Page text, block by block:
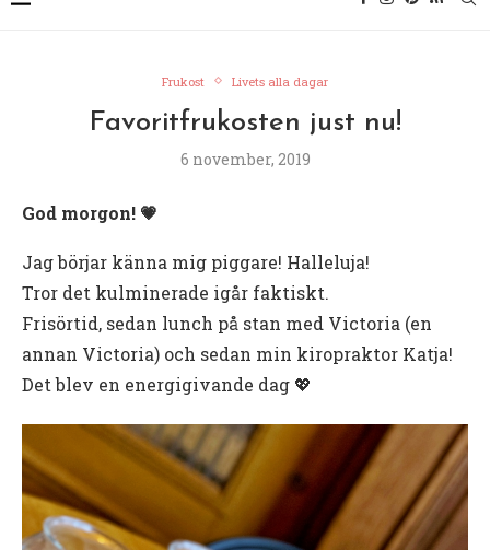
Frukost Livets alla dagar
Favoritfrukosten just nu!
6 november, 2019
God morgon! 💗
Jag börjar känna mig piggare! Halleluja!
Tror det kulminerade igår faktiskt.
Frisörtid, sedan lunch på stan med Victoria (en
annan Victoria) och sedan min kiropraktor Katja!
Det blev en energigivande dag 💖